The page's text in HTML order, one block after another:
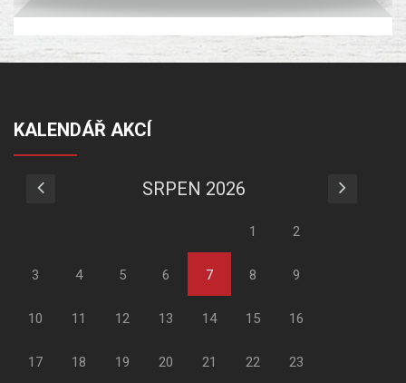
KALENDÁŘ AKCÍ
SRPEN 2026
1 2
3 4 5 6 7 8 9
10 11 12 13 14 15 16
17 18 19 20 21 22 23